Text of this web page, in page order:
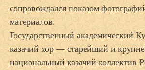
сопровождался показом
материалов.
Государственный академический
казачий хор — старейший и
национальный казачий коллектив